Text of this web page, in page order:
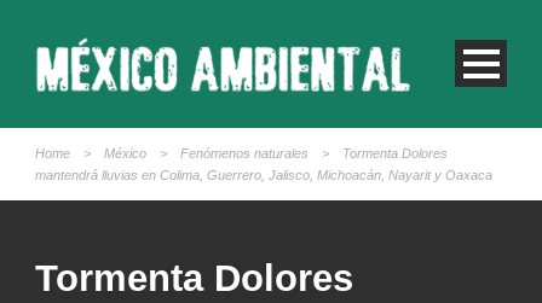
Home > México > Fenómenos naturales >
Tormenta Dolores
mantendrá lluvias en Colima, Guerrero, Jalisco, Michoacán, Nayarit y Oaxaca
Tormenta Dolores